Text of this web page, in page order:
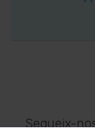
Segueix-